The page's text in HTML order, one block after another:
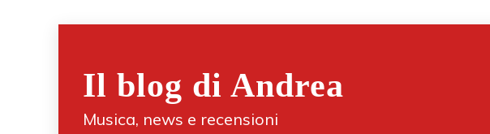
contentIl blog di Andrea
Musica, news e recensioni